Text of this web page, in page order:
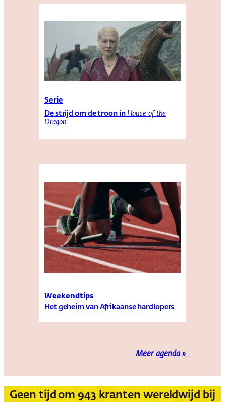
Serie
De strijd om de troon in House of the
Dragon
Weekendtips
Het geheim van Afrikaanse hardlopers
Meer agenda »
Geen tijd om 943 kranten wereldwijd bij